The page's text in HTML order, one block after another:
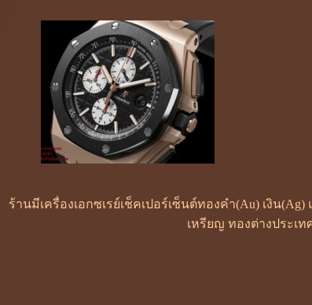
ร้านมีเครื่องเอกซเรย์เช็คเปอร์เซ็นต์ทองคำ(Au) เงิน
เหรียญ ทองต่างประเ